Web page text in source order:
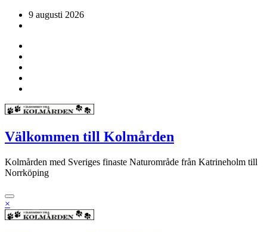
Hoppa9 augusti 2026
Välkommen till Kolmården
Kolmården med Sveriges finaste Naturområde från Katrineholm till
Norrköping
×